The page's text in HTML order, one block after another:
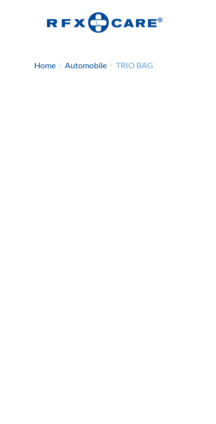
Home Automobile TRIO BAG